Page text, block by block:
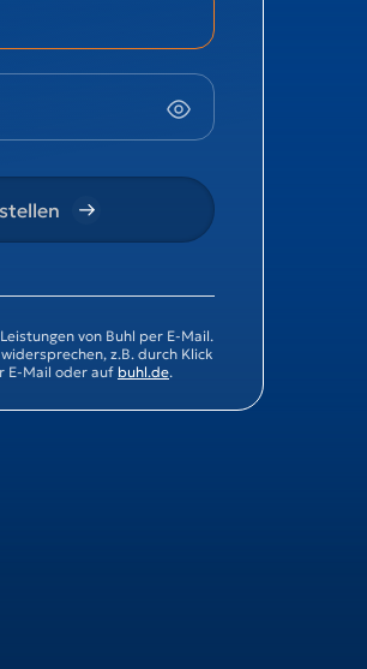
von Buhl per E-Mail.
z.B. durch Klick
E-Mail oder auf buhl.de.